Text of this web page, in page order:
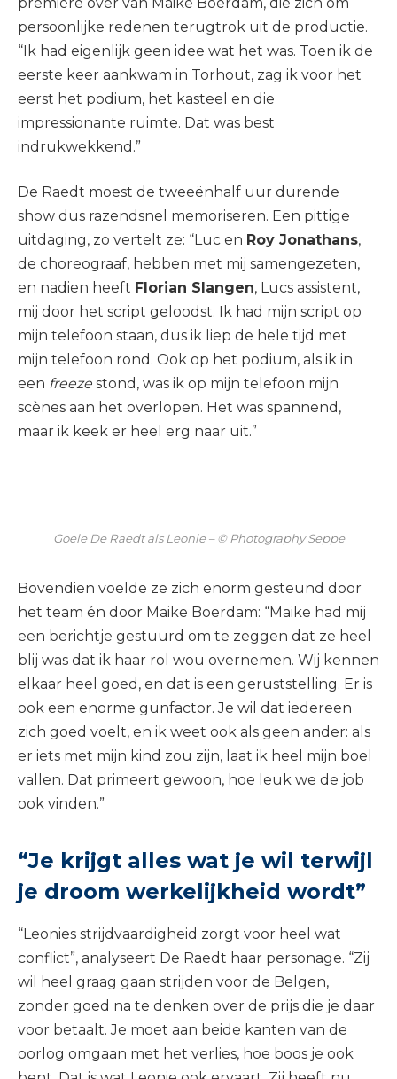
persoonlijke redenen terugtrok uit de productie.
“Ik had eigenlijk geen idee wat het was. Toen ik de
eerste keer aankwam in Torhout, zag ik voor het
eerst het podium, het kasteel en die
impressionante ruimte. Dat was best
indrukwekkend.”
De Raedt moest de tweeënhalf uur durende
show dus razendsnel memoriseren. Een pittige
uitdaging, zo vertelt ze: “Luc en Roy Jonathans,
de choreograaf, hebben met mij samengezeten,
en nadien heeft Florian Slangen, Lucs assistent,
mij door het script geloodst. Ik had mijn script op
mijn telefoon staan, dus ik liep de hele tijd met
mijn telefoon rond. Ook op het podium, als ik in
een freeze stond, was ik op mijn telefoon mijn
scènes aan het overlopen. Het was spannend,
maar ik keek er heel erg naar uit.”
Goele De Raedt als Leonie – © Photography Seppe
Bovendien voelde ze zich enorm gesteund door
het team én door Maike Boerdam: “Maike had mij
een berichtje gestuurd om te zeggen dat ze heel
blij was dat ik haar rol wou overnemen. Wij kennen
elkaar heel goed, en dat is een geruststelling. Er is
ook een enorme gunfactor. Je wil dat iedereen
zich goed voelt, en ik weet ook als geen ander: als
er iets met mijn kind zou zijn, laat ik heel mijn boel
vallen. Dat primeert gewoon, hoe leuk we de job
ook vinden.”
“Je krijgt alles wat je wil terwijl
je droom werkelijkheid wordt”
“Leonies strijdvaardigheid zorgt voor heel wat
conflict”, analyseert De Raedt haar personage. “Zij
wil heel graag gaan strijden voor de Belgen,
zonder goed na te denken over de prijs die je daar
voor betaalt. Je moet aan beide kanten van de
oorlog omgaan met het verlies, hoe boos je ook